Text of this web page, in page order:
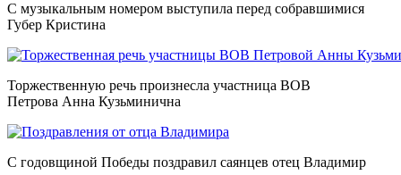
С музыкальным номером выступила перед собравшимися
Губер Кристина
Торжественную речь произнесла участница ВОВ
Петрова Анна Кузьминична
С годовщиной Победы поздравил саянцев отец Владимир